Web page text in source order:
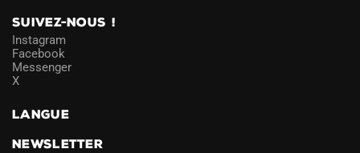
SUIVEZ-NOUS !
Instagram
Facebook
Messenger
X
LANGUE
NEWSLETTER